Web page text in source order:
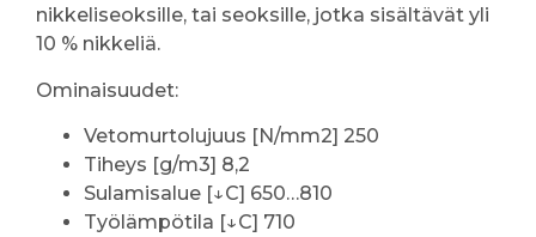
nikkeliseoksille, tai seoksille, jotka sisältävät yli
10 % nikkeliä.
Ominaisuudet:
Vetomurtolujuus [N/mm2] 250
Tiheys [g/m3] 8,2
Sulamisalue [↓C] 650…810
Työlämpötila [↓C] 710